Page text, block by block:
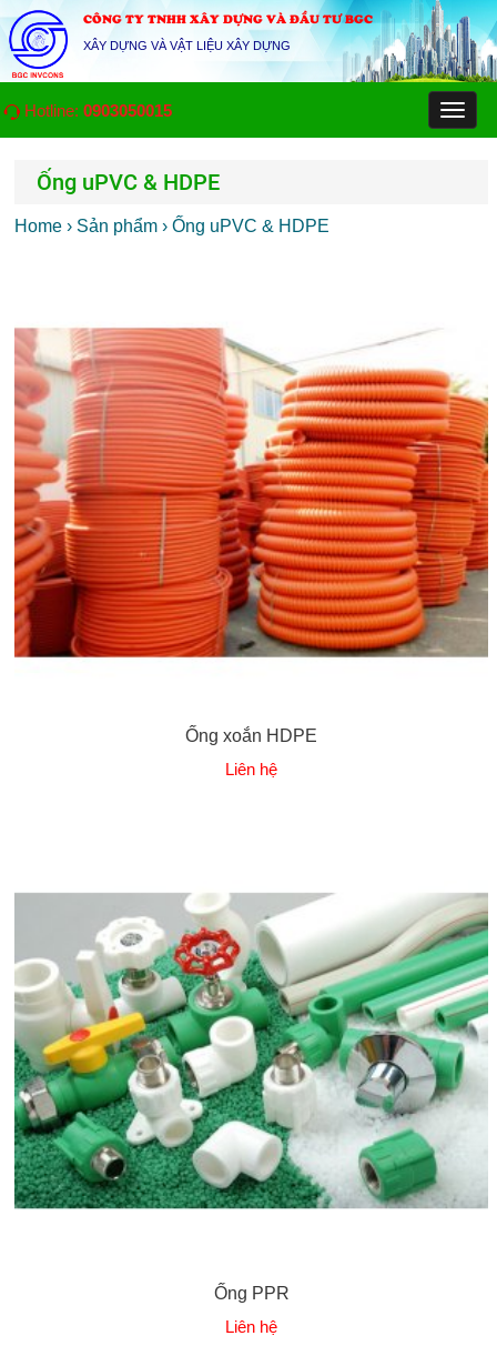
CÔNG TY TNHH XÂY DỰNG VÀ ĐẦU TƯ BGC
XÂY DỰNG VÀ VẬT LIỆU XÂY DỰNG
Toggle
Hotline: 0903050015
Ống uPVC & HDPE
Home › Sản phẩm › Ống uPVC & HDPE
Ống xoắn HDPE
Liên hệ
Ống PPR
Liên hệ